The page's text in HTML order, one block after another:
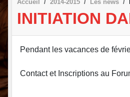
Accueil 2014-2015 Les news
INITIATION
Pendant les vacances de
Contact et Inscriptions au